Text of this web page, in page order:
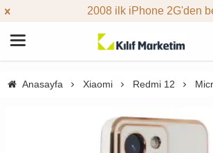
2008 ilk iPhone 2G'den
Anasayfa Xiaomi Redmi 12